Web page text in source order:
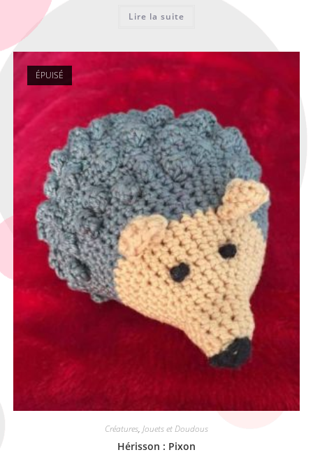
Lire la suite
ÉPUISÉ
Créatures, Jouets et Doudous
Hérisson : Pixon